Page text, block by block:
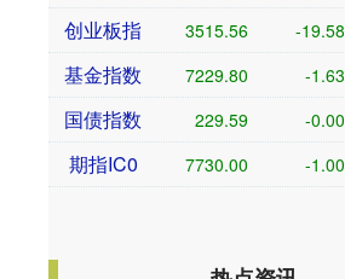
创业板指 3515.56 -19.58
基金指数 7229.80 -1.63
国债指数 229.59 -0.00
期指IC0 7730.00 -1.00